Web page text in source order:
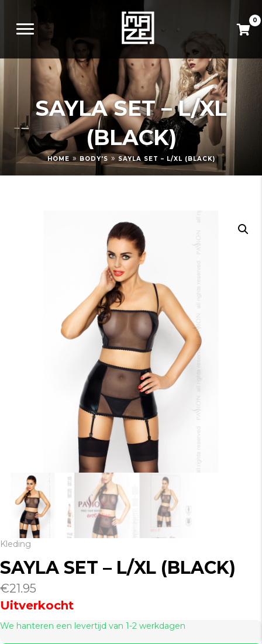
0
SAYLA SET – L/XL
(BLACK)
HOME » BODY'S » SAYLA SET – L/XL (BLACK)
Kleding
SAYLA SET – L/XL (BLACK)
€21.95
Uitverkocht
We hanteren een levertijd van 1-2 werkdagen